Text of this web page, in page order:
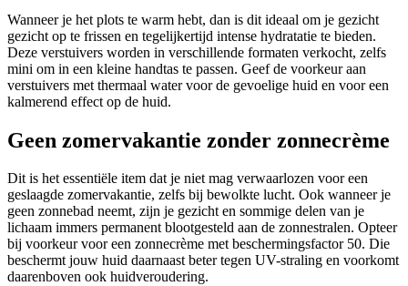
Wanneer je het plots te warm hebt, dan is dit ideaal om je gezicht
gezicht op te frissen en tegelijkertijd intense hydratatie te bieden.
Deze verstuivers worden in verschillende formaten verkocht, zelfs
mini om in een kleine handtas te passen. Geef de voorkeur aan
verstuivers met thermaal water voor de gevoelige huid en voor een
kalmerend effect op de huid.
Geen zomervakantie zonder zonnecrème
Dit is het essentiële item dat je niet mag verwaarlozen voor een
geslaagde zomervakantie, zelfs bij bewolkte lucht. Ook wanneer je
geen zonnebad neemt, zijn je gezicht en sommige delen van je
lichaam immers permanent blootgesteld aan de zonnestralen. Opteer
bij voorkeur voor een zonnecrème met beschermingsfactor 50. Die
beschermt jouw huid daarnaast beter tegen UV-straling en voorkomt
daarenboven ook huidveroudering.